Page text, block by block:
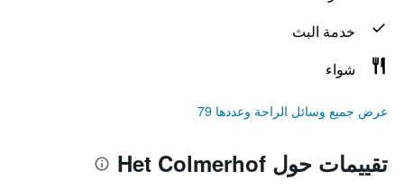
خدمة البث
شواء
عرض جميع وسائل الراحة وعددها 79
تقييمات حول Het Colmerhof